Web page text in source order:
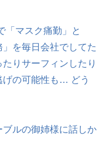
「マスク痛勤」と
を毎日会社でしてた
りサーフィンしたり
げの可能性も… どう
ルの御姉様に話しか